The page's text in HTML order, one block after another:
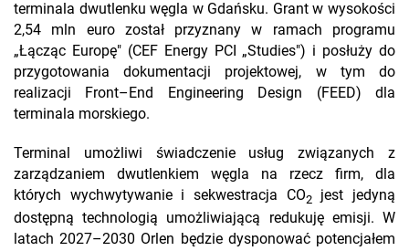
terminala dwutlenku węgla w Gdańsku. Grant w wysokości
2,54 mln euro został przyznany w ramach programu
„Łącząc Europę" (CEF Energy PCI „Studies") i posłuży do
przygotowania dokumentacji projektowej, w tym do
realizacji Front–End Engineering Design (FEED) dla
terminala morskiego.
Terminal umożliwi świadczenie usług związanych z
zarządzaniem dwutlenkiem węgla na rzecz firm, dla
których wychwytywanie i sekwestracja CO2jest jedyną
dostępną technologią umożliwiającą redukuję emisji. W
latach 2027–2030 Orlen będzie dysponować potencjałem